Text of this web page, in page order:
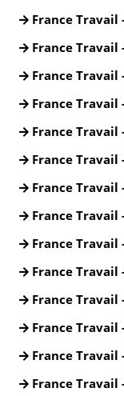
France Travail
France Travail
France Travail
France Travail
France Travail
France Travail
France Travail
France Travail
France Travail
France
France Travail
France Travail
France Travail
France Travail